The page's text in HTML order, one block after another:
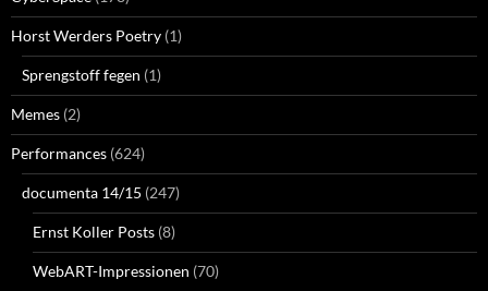
Horst Werders Poetry (1)
Sprengstoff fegen (1)
Memes (2)
Performances (624)
documenta 14/15 (247)
Ernst Koller Posts (8)
WebART-Impressionen (70)